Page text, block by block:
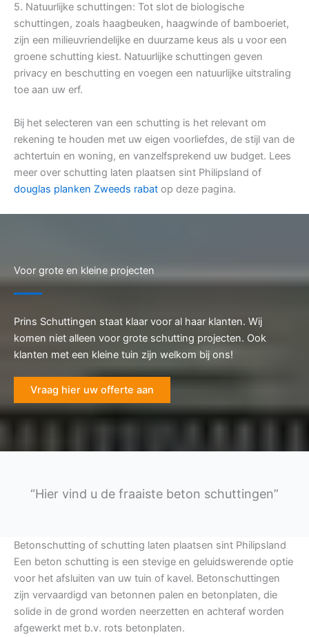
5. Natuurlijke schuttingen: Tot slot de biologische
schuttingen, zoals haagbeuken, haagwinde of bamboeriet,
zijn een milieuvriendelijke en duurzame keus als u voor een
groene schutting kiest. Natuurlijke schuttingen geven
privacy en beschutting en voegen een natuurlijke uitstraling
toe aan uw erf.
Bij het selecteren van een schutting is het relevant om
rekening te houden met uw eigen voorliefdes, de stijl van de
achtertuin en woning, en vanzelfsprekend uw budget. Lees
meer over schutting laten plaatsen sint Philipsland of
douglas planken Zweeds rabat op deze pagina.
Voor grote en kleine projecten
Prins Schuttingen staat klaar voor al haar klanten. Wij
komen niet alleen voor grote schutting projecten. Ook
klanten met een kleine tuin zijn welkom bij ons!
Vraag hier uw offerte aan
“Hier vind u de fraaiste beton schuttingen”
Betonschutting of schutting laten plaatsen sint Philipsland
Een beton schutting is een stevige en geluidswerende optie
voor het afsluiten van uw tuin of kavel. Betonschuttingen
zijn vervaardigd van betonnen palen en betonplaten, die
solide in de grond worden neerzetten en achteraf worden
afgewerkt met b.v. rots betonplaten.